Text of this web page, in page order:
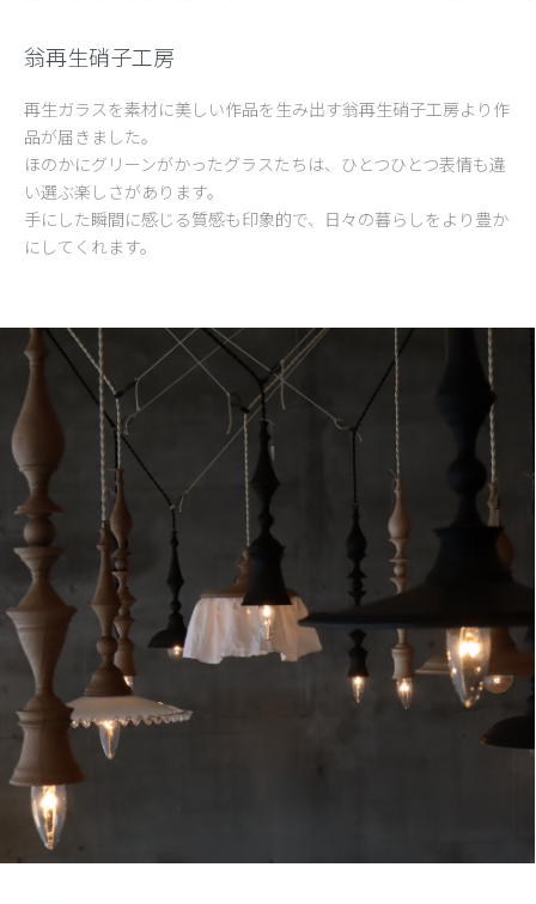
翁再生硝子工房
再生ガラスを素材に美しい作品を生み出す翁再生硝子工房より作
品が届きました。
ほのかにグリーンがかったグラスたちは、ひとつひとつ表情も違
い選ぶ楽しさがあります。
手にした瞬間に感じる質感も印象的で、日々の暮らしをより豊か
にしてくれます。